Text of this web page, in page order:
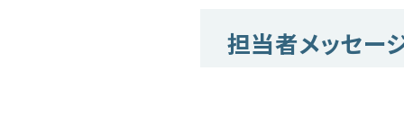
担当者メッセー